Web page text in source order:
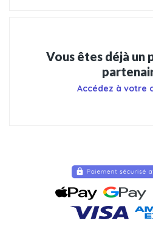
Vous êtes déjà un
Accédez à votre